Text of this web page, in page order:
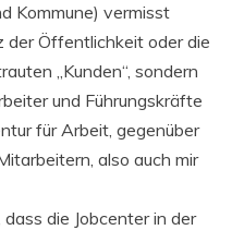
Kommune) vermisst
Öffentlichkeit oder die
„Kunden“, sondern
und Führungskräfte
für Arbeit, gegenüber
also auch mir
die Jobcenter in der